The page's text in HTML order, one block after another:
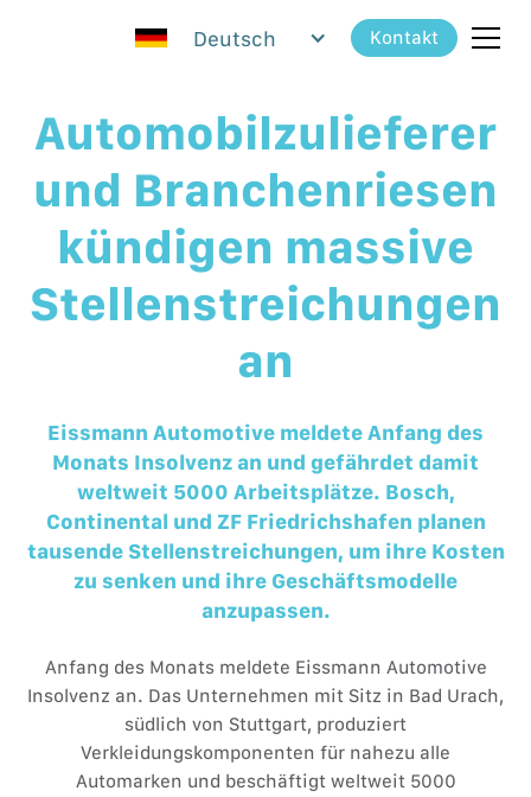
Deutsch Kontakt
Automobilzulieferer
und Branchenriesen
kündigen massive
Stellenstreichungen
an
Eissmann Automotive meldete Anfang des
Monats Insolvenz an und gefährdet damit
weltweit 5000 Arbeitsplätze. Bosch,
Continental und ZF Friedrichshafen planen
tausende Stellenstreichungen, um ihre Kosten
zu senken und ihre Geschäftsmodelle
anzupassen.
Anfang des Monats meldete Eissmann Automotive
Insolvenz an. Das Unternehmen mit Sitz in Bad Urach,
südlich von Stuttgart, produziert
Verkleidungskomponenten für nahezu alle
Automarken und beschäftigt weltweit 5000